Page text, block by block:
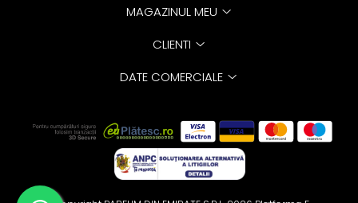
MAGAZINUL MEU
CLIENTI
DATE COMERCIALE